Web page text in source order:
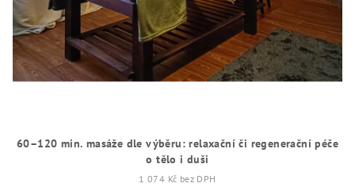
60–120 min. masáže dle výběru: relaxační či regenerační péče
o tělo i duši
1 074 Kč bez DPH